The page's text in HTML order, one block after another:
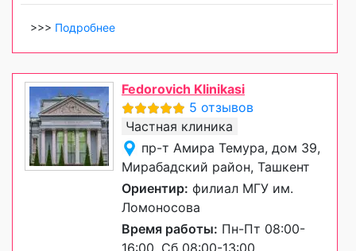
>>> Подробнее
Fedorovich Klinikasi
5 отзывов
Частная клиника
пр-т Амира Темура, дом 39,
Мирабадский район, Ташкент
Ориентир: филиал МГУ им.
Ломоносова
Время работы: Пн-Пт 08:00-
16:00, Сб 08:00-13:00